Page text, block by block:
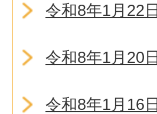
令和8年1月22
令和8年1月20
令和8年1月16